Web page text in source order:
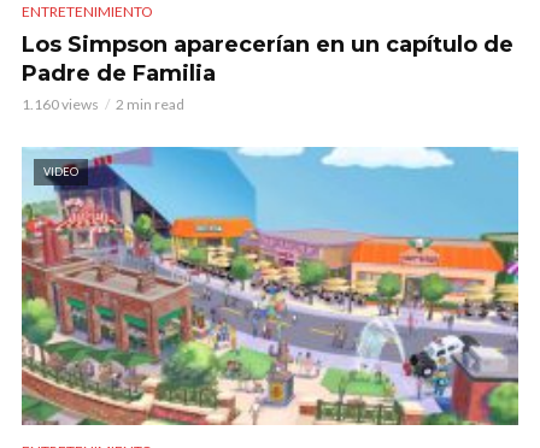
ENTRETENIMIENTO
Los Simpson aparecerían en un capítulo de
Padre de Familia
1.160 views 2 min read
VIDEO